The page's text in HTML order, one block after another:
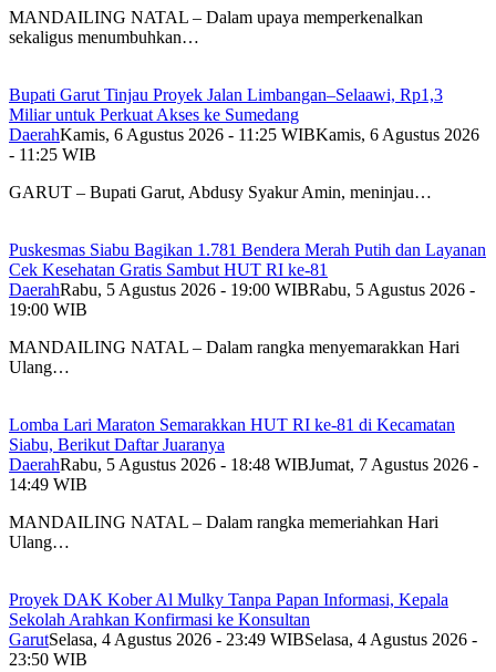
MANDAILING NATAL – Dalam upaya memperkenalkan
sekaligus menumbuhkan…
Bupati Garut Tinjau Proyek Jalan Limbangan–Selaawi, Rp1,3
Miliar untuk Perkuat Akses ke Sumedang
DaerahKamis, 6 Agustus 2026 - 11:25 WIBKamis, 6 Agustus 2026
- 11:25 WIB
GARUT – Bupati Garut, Abdusy Syakur Amin, meninjau…
Puskesmas Siabu Bagikan 1.781 Bendera Merah Putih dan Layanan
Cek Kesehatan Gratis Sambut HUT RI ke-81
DaerahRabu, 5 Agustus 2026 - 19:00 WIBRabu, 5 Agustus 2026 -
19:00 WIB
MANDAILING NATAL – Dalam rangka menyemarakkan Hari
Ulang…
Lomba Lari Maraton Semarakkan HUT RI ke-81 di Kecamatan
Siabu, Berikut Daftar Juaranya
DaerahRabu, 5 Agustus 2026 - 18:48 WIBJumat, 7 Agustus 2026 -
14:49 WIB
MANDAILING NATAL – Dalam rangka memeriahkan Hari
Ulang…
Proyek DAK Kober Al Mulky Tanpa Papan Informasi, Kepala
Sekolah Arahkan Konfirmasi ke Konsultan
GarutSelasa, 4 Agustus 2026 - 23:49 WIBSelasa, 4 Agustus 2026 -
23:50 WIB